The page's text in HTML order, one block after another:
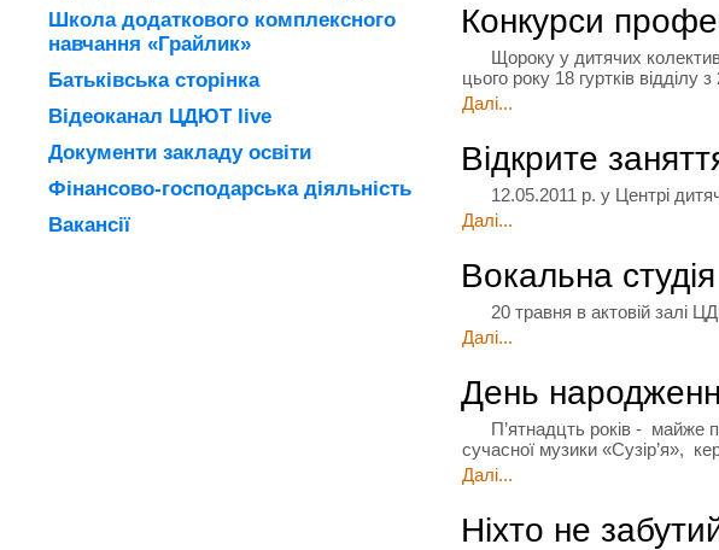
Конкурси
Щороку у дитячих
цього року 18 гуртків відділу
Далі...
Відкрите
12.05.2011 р. у Центрі
Далі...
Вокальна
20 травня в актовій залі
Далі...
День
П’ятнадцть років - майже
сучасної музики «Сузір’я»,
Далі...
Ніхто не
Школа додаткового комплексного
навчання «Грайлик»
Батьківська сторінка
Відеоканал ЦДЮТ live
Документи закладу освіти
Фінансово-господарська діяльність
Вакансії